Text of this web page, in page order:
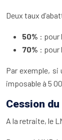
Deux taux
50% : pour
70% : pour
Par exemple, si
imposable à 5
Cession
A la retraite, le